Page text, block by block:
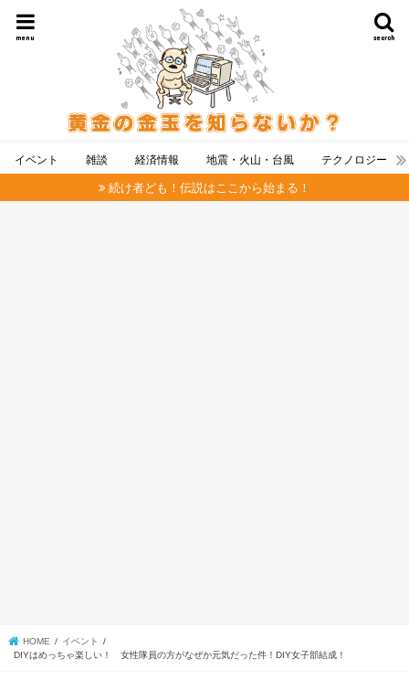
search
menu
イベント 雑談 経済情報 地震・火山・台風 テクノロジー
続け者ども！伝説はここから始まる！
HOME
イベント
DIYはめっちゃ楽しい！ 女性隊員の方がなぜか元気だった件！DIY女子部結成！